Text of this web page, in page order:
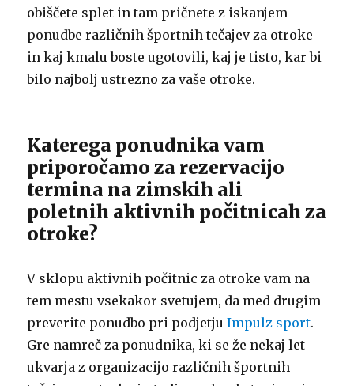
obiščete splet in tam pričnete z iskanjem
ponudbe različnih športnih tečajev za otroke
in kaj kmalu boste ugotovili, kaj je tisto, kar bi
bilo najbolj ustrezno za vaše otroke.
Katerega ponudnika vam
priporočamo za rezervacijo
termina na zimskih ali
poletnih aktivnih počitnicah za
otroke?
V sklopu aktivnih počitnic za otroke vam na
tem mestu vsekakor svetujem, da med drugim
preverite ponudbo pri podjetjuImpulz sport.
Gre namreč za ponudnika, ki se že nekaj let
ukvarja z organizacijo različnih športnih